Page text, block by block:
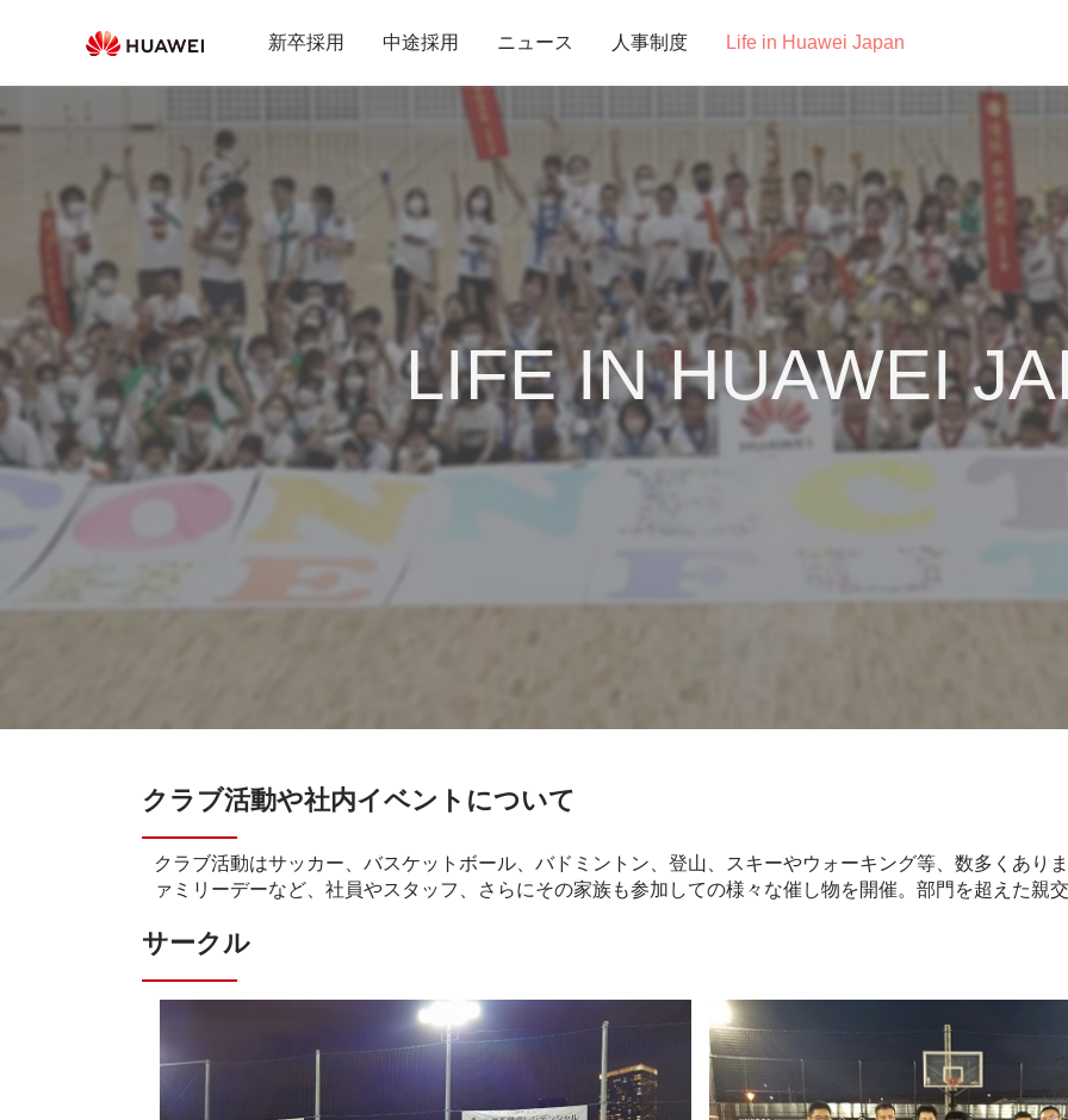
新卒採用 中途採用 ニュース 人事制度 Life in Huawei Japan
LIFE IN HUAWEI
クラブ活動や社内イベントについて
クラブ活動はサッカー、バスケットボール、バドミントン、登山、スキーやウォーキング等、数多くあり
ァミリーデーなど、社員やスタッフ、さらにその家族も参加しての様々な催し物を開催。部門を超えた親
サークル